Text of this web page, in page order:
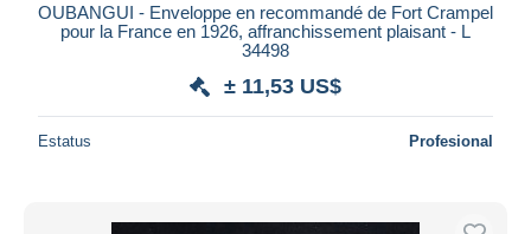
OUBANGUI - Enveloppe en recommandé de Fort Crampel
pour la France en 1926, affranchissement plaisant - L
34498
± 11,53 US$
Estatus Profesional